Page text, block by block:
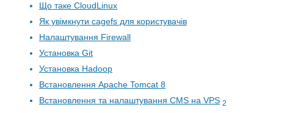
Що таке CloudLinux
Як увімкнути cagefs для користувачів
Налаштування Firewall
Установка Git
Установка Hadoop
Встановлення Apache Tomcat 8
Встановлення та налаштування CMS на VPS 2